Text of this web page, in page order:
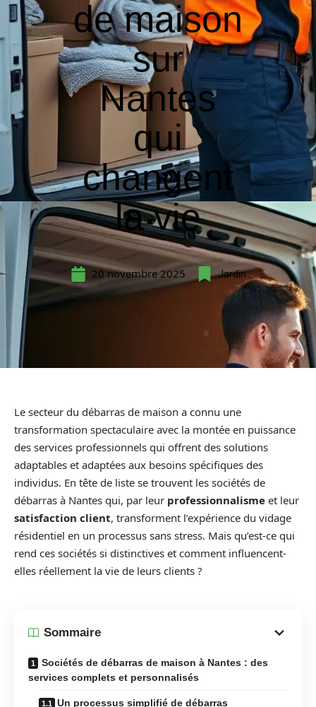
de maison
sur
Nantes
qui
changent
la vie
20 novembre 2025 Jardin
Le secteur du débarras de maison a connu une
transformation spectaculaire avec la montée en puissance
des services professionnels qui offrent des solutions
adaptables et adaptées aux besoins spécifiques des
individus. En tête de liste se trouvent les sociétés de
débarras à Nantes qui, par leur professionnalisme et leur
satisfaction client, transforment l’expérience du vidage
résidentiel en un processus sans stress. Mais qu’est-ce qui
rend ces sociétés si distinctives et comment influencent-
elles réellement la vie de leurs clients ?
Sommaire
Sociétés de débarras de maison à Nantes : des
services complets et personnalisés
Un processus simplifié de débarras